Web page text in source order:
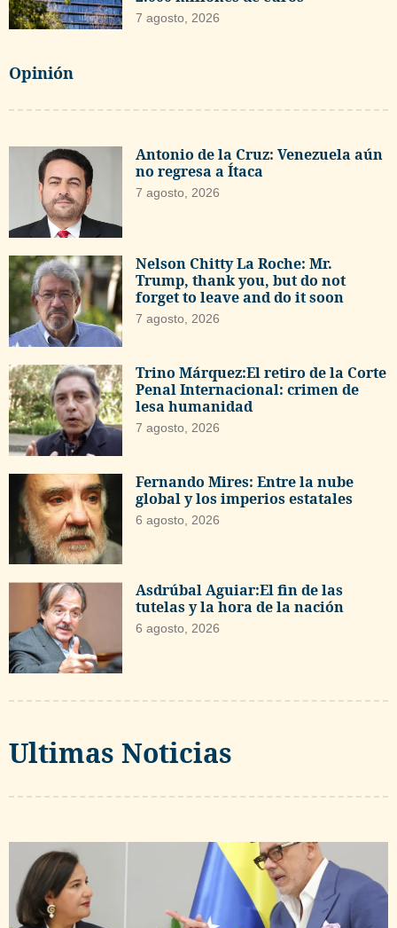
7 agosto, 2026
Opinión
Antonio de la Cruz: Venezuela aún
no regresa a Ítaca
7 agosto, 2026
Nelson Chitty La Roche: Mr.
Trump, thank you, but do not
forget to leave and do it soon
7 agosto, 2026
Trino Márquez:El retiro de la Corte
Penal Internacional: crimen de
lesa humanidad
7 agosto, 2026
Fernando Mires: Entre la nube
global y los imperios estatales
6 agosto, 2026
Asdrúbal Aguiar:El fin de las
tutelas y la hora de la nación
6 agosto, 2026
Ultimas Noticias